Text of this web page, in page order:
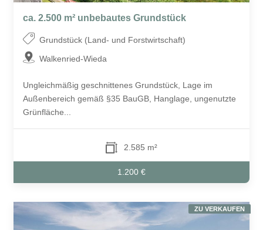
ca. 2.500 m² unbebautes Grundstück
Grundstück (Land- und Forstwirtschaft)
Walkenried-Wieda
Ungleichmäßig geschnittenes Grundstück, Lage im
Außenbereich gemäß §35 BauGB, Hanglage, ungenutzte
Grünfläche...
2.585 m²
1.200 €
ZU VERKAUFEN